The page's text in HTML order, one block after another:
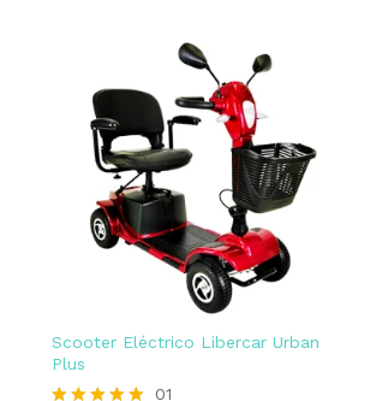
Scooter Eléctrico Libercar Urban
Plus
01